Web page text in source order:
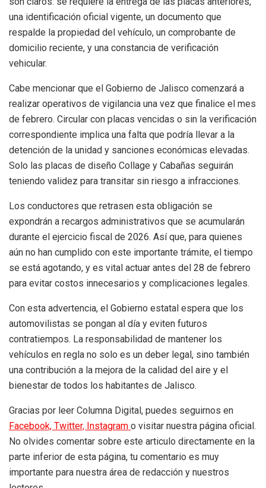
una identificación oficial vigente, un documento que
respalde la propiedad del vehículo, un comprobante de
domicilio reciente, y una constancia de verificación
vehicular.
Cabe mencionar que el Gobierno de Jalisco comenzará a
realizar operativos de vigilancia una vez que finalice el mes
de febrero. Circular con placas vencidas o sin la verificación
correspondiente implica una falta que podría llevar a la
detención de la unidad y sanciones económicas elevadas.
Solo las placas de diseño Collage y Cabañas seguirán
teniendo validez para transitar sin riesgo a infracciones.
Los conductores que retrasen esta obligación se
expondrán a recargos administrativos que se acumularán
durante el ejercicio fiscal de 2026. Así que, para quienes
aún no han cumplido con este importante trámite, el tiempo
se está agotando, y es vital actuar antes del 28 de febrero
para evitar costos innecesarios y complicaciones legales.
Con esta advertencia, el Gobierno estatal espera que los
automovilistas se pongan al día y eviten futuros
contratiempos. La responsabilidad de mantener los
vehículos en regla no solo es un deber legal, sino también
una contribución a la mejora de la calidad del aire y el
bienestar de todos los habitantes de Jalisco.
Gracias por leer Columna Digital, puedes seguirnos en
Facebook, Twitter, Instagram o visitar nuestra página oficial.
No olvides comentar sobre este articulo directamente en la
parte inferior de esta página, tu comentario es muy
importante para nuestra área de redacción y nuestros